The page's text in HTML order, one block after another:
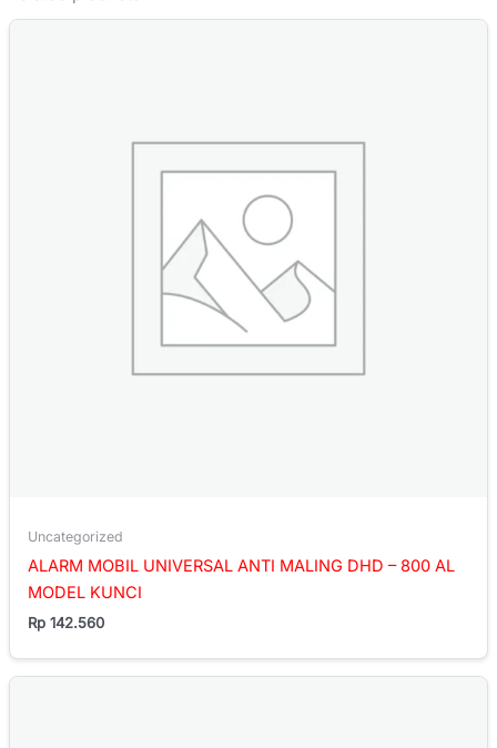
Uncategorized
ALARM MOBIL UNIVERSAL ANTI MALING DHD – 800 AL
MODEL KUNCI
Rp 142.560